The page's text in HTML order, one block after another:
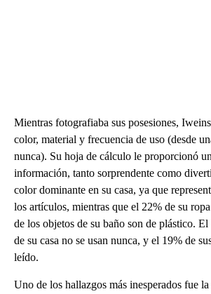
Mientras fotografiaba sus posesiones,
color, material y frecuencia de uso (desde
nunca). Su hoja de cálculo le proporcionó
información, tanto sorprendente como
color dominante en su casa, ya que
los artículos, mientras que el 22% de su
de los objetos de su baño son de plástico.
de su casa no se usan nunca, y el 19% de
leído.
Uno de los hallazgos más inesperados fue